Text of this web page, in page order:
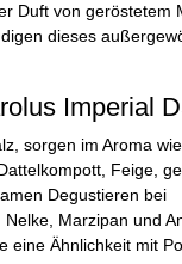
Duft von geröstetem
dieses
Imperial
sorgen im Aroma
Feige,
Degustieren bei
Marzipan und
eine Ähnlichkeit mit